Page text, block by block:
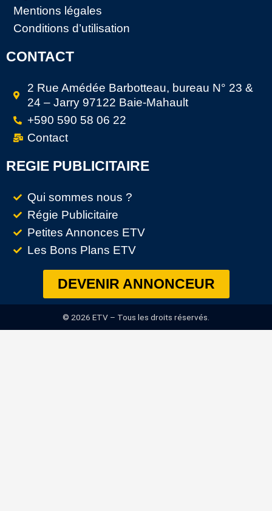
Mentions légales
Conditions d’utilisation
CONTACT
2 Rue Amédée Barbotteau, bureau N° 23 &
24 – Jarry 97122 Baie-Mahault
+590 590 58 06 22
Contact
REGIE PUBLICITAIRE
Qui sommes nous ?
Régie Publicitaire
Petites Annonces ETV
Les Bons Plans ETV
DEVENIR ANNONCEUR
© 2026 ETV – Tous les droits réservés.